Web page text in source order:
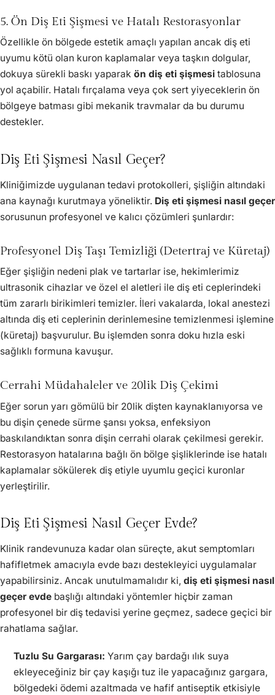
5. Ön Diş Eti Şişmesi ve Hatalı Restorasyonlar
Özellikle ön bölgede estetik amaçlı yapılan ancak diş eti
uyumu kötü olan kuron kaplamalar veya taşkın dolgular,
dokuya sürekli baskı yaparak ön diş eti şişmesi tablosuna
yol açabilir. Hatalı fırçalama veya çok sert yiyeceklerin ön
bölgeye batması gibi mekanik travmalar da bu durumu
destekler.
Diş Eti Şişmesi Nasıl Geçer?
Kliniğimizde uygulanan tedavi protokolleri, şişliğin altındaki
ana kaynağı kurutmaya yöneliktir. Diş eti şişmesi nasıl geçer
sorusunun profesyonel ve kalıcı çözümleri şunlardır:
Profesyonel Diş Taşı Temizliği (Detertraj ve Küretaj)
Eğer şişliğin nedeni plak ve tartarlar ise, hekimlerimiz
ultrasonik cihazlar ve özel el aletleri ile diş eti ceplerindeki
tüm zararlı birikimleri temizler. İleri vakalarda, lokal anestezi
altında diş eti ceplerinin derinlemesine temizlenmesi işlemine
(küretaj) başvurulur. Bu işlemden sonra doku hızla eski
sağlıklı formuna kavuşur.
Cerrahi Müdahaleler ve 20lik Diş Çekimi
Eğer sorun yarı gömülü bir 20lik dişten kaynaklanıyorsa ve
bu dişin çenede sürme şansı yoksa, enfeksiyon
baskılandıktan sonra dişin cerrahi olarak çekilmesi gerekir.
Restorasyon hatalarına bağlı ön bölge şişliklerinde ise hatalı
kaplamalar sökülerek diş etiyle uyumlu geçici kuronlar
yerleştirilir.
Diş Eti Şişmesi Nasıl Geçer Evde?
Klinik randevunuza kadar olan süreçte, akut semptomları
hafifletmek amacıyla evde bazı destekleyici uygulamalar
yapabilirsiniz. Ancak unutulmamalıdır ki, diş eti şişmesi nasıl
geçer evde başlığı altındaki yöntemler hiçbir zaman
profesyonel bir diş tedavisi yerine geçmez, sadece geçici bir
rahatlama sağlar.
Tuzlu Su Gargarası: Yarım çay bardağı ılık suya
ekleyeceğiniz bir çay kaşığı tuz ile yapacağınız gargara,
bölgedeki ödemi azaltmada ve hafif antiseptik etkisiyle